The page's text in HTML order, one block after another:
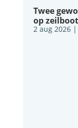
Twee
op zeilboot
2 aug 2026|